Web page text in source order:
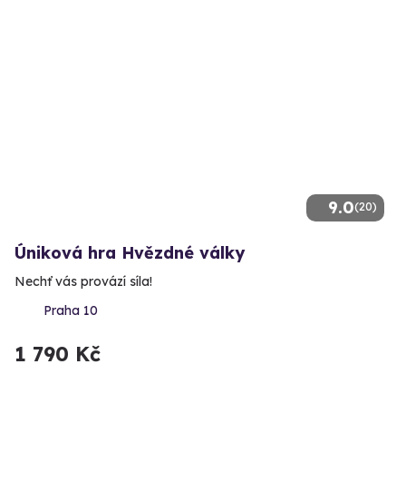
9.0(20)
Úniková hra Hvězdné války
Nechť vás provází síla!
Praha 10
1 790 Kč